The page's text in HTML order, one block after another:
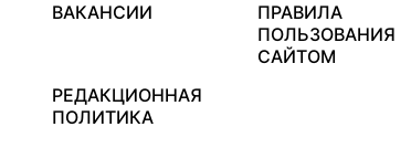
ВАКАНСИИ
ПРАВИЛА
ПОЛЬЗОВАНИЯ
САЙТОМ
РЕДАКЦИОННАЯ
ПОЛИТИКА